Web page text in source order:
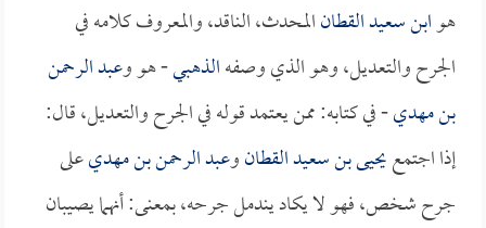
هوابن سعيد القطانالمحدث، الناقد، والمعروف كلامه في
الجرح والتعديل، وهو الذي وصفهالذهبي- هو وعبد الرحمن
بن مهدي- في كتابه: ممن يعتمد قوله في الجرح والتعديل، قال:
إذا اجتمعيحيى بن سعيد القطانوعبد الرحمن بن مهديعلى
جرح شخص، فهو لا يكاد يندمل جرحه، بمعنى: أنهما يصيبان